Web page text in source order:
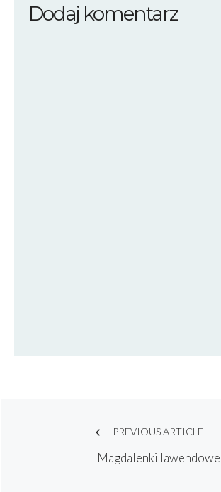
Dodaj komentarz
navigation
PREVIOUS ARTICLE
Magdalenki lawendowe